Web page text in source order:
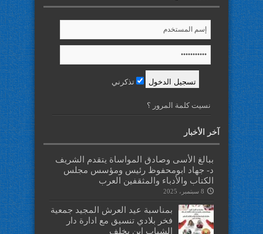
تذكرني
نسيت كلمة المرور ؟
آخر الأخبار
ببالغ الأسى وصادق المواساة يتقدم الشريف
د- جهاد ابومحفوظ رئيس ومؤسس مجلس
الكتاب والأدباء والمثقفين العرب
8 سبتمبر، 2025
بمناسبة عيد العرش المجيد جمعية
فخر بلادي تنسيق مع ادارة دار
الشباب ابن يخلف